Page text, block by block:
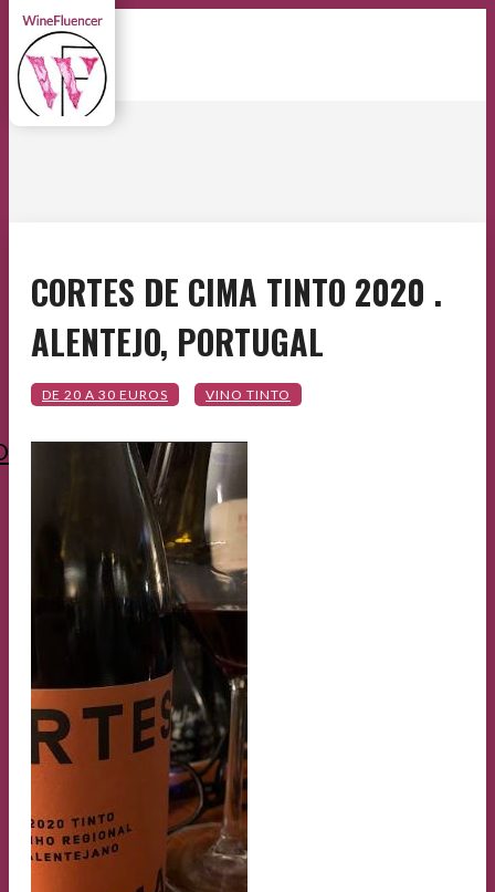
CORTES DE CIMA TINTO 2020 .
ALENTEJO, PORTUGAL